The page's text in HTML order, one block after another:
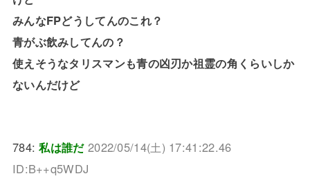
みんなFPどうしてんのこれ？
青がぶ飲みしてんの？
使えそうなタリスマンも青の凶刃か祖霊の角くらいしか
ないんだけど
784:私は誰だ 2022/05/14(土) 17:41:22.46
ID:B++q5WDJ